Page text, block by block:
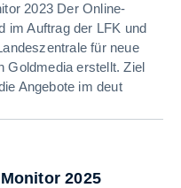
2023 Der Online-
im Auftrag der LFK und
für neue
Goldmedia erstellt. Ziel
Angebote im deut
2025